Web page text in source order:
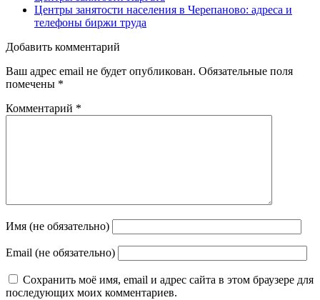
Центры занятости населения в Черепаново: адреса и
телефоны биржи труда
Добавить комментарий
Ваш адрес email не будет опубликован. Обязательные поля
помечены *
Комментарий *
Имя (не обязательно)
Email (не обязательно)
Сохранить моё имя, email и адрес сайта в этом браузере для
последующих моих комментариев.